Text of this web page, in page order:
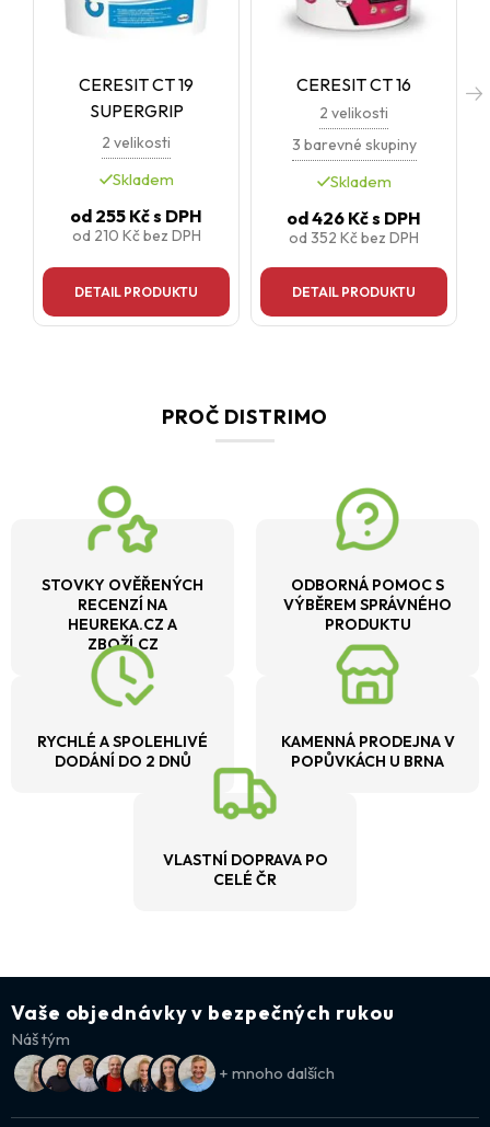
CERESIT CT 19
SUPERGRIP
2 velikosti
Skladem
od 255 Kčs DPH
od 210 Kčbez DPH
DETAIL PRODUKTU
CERESIT CT 16
2 velikosti
3 barevné skupiny
Skladem
od426 Kčs DPH
od 352 Kčbez DPH
DETAIL PRODUKTU
PROČ DISTRIMO
STOVKY OVĚŘENÝCH
RECENZÍ NA
HEUREKA.CZ A
ZBOŽÍ.CZ
ODBORNÁ POMOC S
VÝBĚREM SPRÁVNÉHO
PRODUKTU
RYCHLÉ A SPOLEHLIVÉ
DODÁNÍ DO 2 DNŮ
KAMENNÁ PRODEJNA V
POPŮVKÁCH U BRNA
VLASTNÍ DOPRAVA PO
CELÉ ČR
Vaše objednávky v bezpečných rukou
Náš tým
+ mnoho dalších